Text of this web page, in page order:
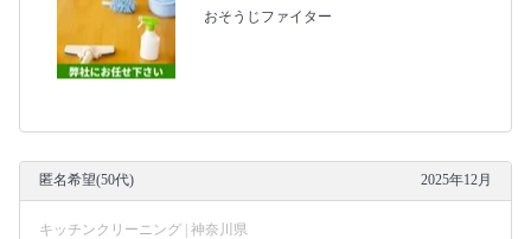
おそうじファイター
匿名希望(50代) 2025年12月
キッチンクリーニング | 神奈川県